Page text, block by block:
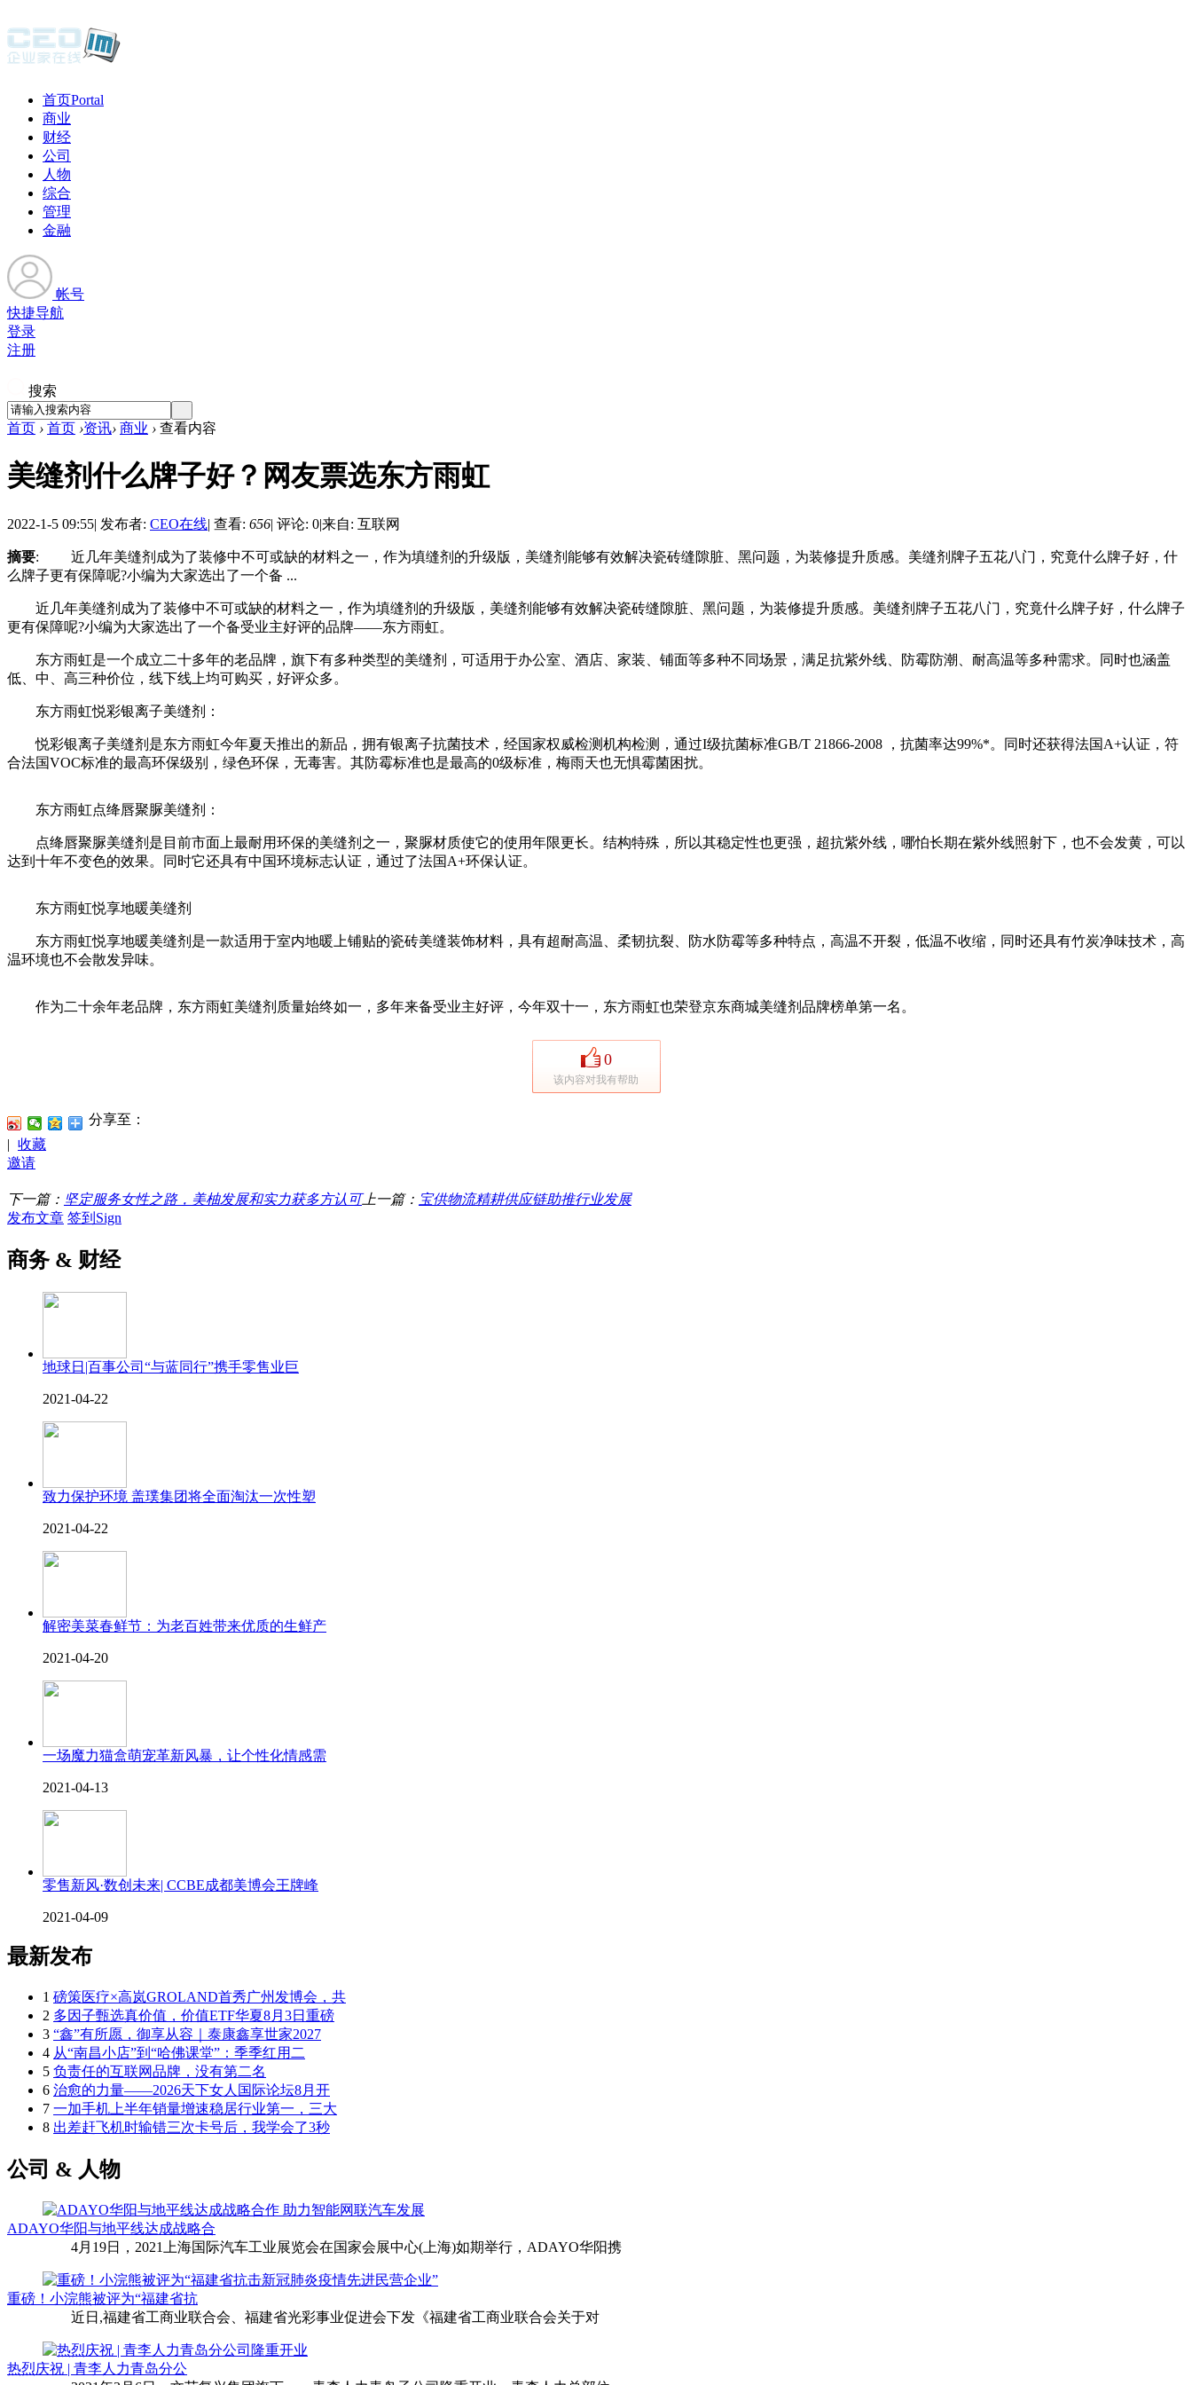
首页Portal
商业
财经
公司
人物
综合
管理
金融
帐号
快捷导航
登录
注册
搜索
首页 › 首页 ›资讯› 商业 › 查看内容
美缝剂什么牌子好？网友票选东方雨虹
2022-1-5 09:55| 发布者: CEO在线| 查看: 656| 评论: 0|来自: 互联网
摘要: 近几年美缝剂成为了装修中不可或缺的材料之一，作为填缝剂的升级版，美缝剂能够有效解决瓷砖缝隙脏、黑问题，为装修提升质感。美缝剂牌子五花八门，究竟什么牌子好，什
么牌子更有保障呢?小编为大家选出了一个备 ...
近几年美缝剂成为了装修中不可或缺的材料之一，作为填缝剂的升级版，美缝剂能够有效解决瓷砖缝隙脏、黑问题，为装修提升质感。美缝剂牌子五花八门，究竟什么牌子好，什么牌子
更有保障呢?小编为大家选出了一个备受业主好评的品牌——东方雨虹。
东方雨虹是一个成立二十多年的老品牌，旗下有多种类型的美缝剂，可适用于办公室、酒店、家装、铺面等多种不同场景，满足抗紫外线、防霉防潮、耐高温等多种需求。同时也涵盖
低、中、高三种价位，线下线上均可购买，好评众多。
东方雨虹悦彩银离子美缝剂：
悦彩银离子美缝剂是东方雨虹今年夏天推出的新品，拥有银离子抗菌技术，经国家权威检测机构检测，通过I级抗菌标准GB/T 21866-2008 ，抗菌率达99%*。同时还获得法国A+认证，符
合法国VOC标准的最高环保级别，绿色环保，无毒害。其防霉标准也是最高的0级标准，梅雨天也无惧霉菌困扰。
东方雨虹点绛唇聚脲美缝剂：
点绛唇聚脲美缝剂是目前市面上最耐用环保的美缝剂之一，聚脲材质使它的使用年限更长。结构特殊，所以其稳定性也更强，超抗紫外线，哪怕长期在紫外线照射下，也不会发黄，可以
达到十年不变色的效果。同时它还具有中国环境标志认证，通过了法国A+环保认证。
东方雨虹悦享地暖美缝剂
东方雨虹悦享地暖美缝剂是一款适用于室内地暖上铺贴的瓷砖美缝装饰材料，具有超耐高温、柔韧抗裂、防水防霉等多种特点，高温不开裂，低温不收缩，同时还具有竹炭净味技术，高
温环境也不会散发异味。
作为二十余年老品牌，东方雨虹美缝剂质量始终如一，多年来备受业主好评，今年双十一，东方雨虹也荣登京东商城美缝剂品牌榜单第一名。
0
该内容对我有帮助
分享至：
| 收藏
邀请
下一篇： 坚定服务女性之路，美柚发展和实力获多方认可上一篇： 宝供物流精耕供应链助推行业发展
发布文章 签到Sign
商务 & 财经
地球日|百事公司“与蓝同行”携手零售业巨
2021-04-22
致力保护环境 盖璞集团将全面淘汰一次性塑
2021-04-22
解密美菜春鲜节：为老百姓带来优质的生鲜产
2021-04-20
一场魔力猫盒萌宠革新风暴，让个性化情感需
2021-04-13
零售新风·数创未来| CCBE成都美博会王牌峰
2021-04-09
最新发布
1 磅策医疗×高岚GROLAND首秀广州发博会，共
2 多因子甄选真价值，价值ETF华夏8月3日重磅
3 “鑫”有所愿，御享从容｜泰康鑫享世家2027
4 从“南昌小店”到“哈佛课堂”：季季红用二
5 负责任的互联网品牌，没有第二名
6 治愈的力量——2026天下女人国际论坛8月开
7 一加手机上半年销量增速稳居行业第一，三大
8 出差赶飞机时输错三次卡号后，我学会了3秒
公司 & 人物
ADAYO华阳与地平线达成战略合
4月19日，2021上海国际汽车工业展览会在国家会展中心(上海)如期举行，ADAYO华阳携
重磅！小浣熊被评为“福建省抗
近日,福建省工商业联合会、福建省光彩事业促进会下发《福建省工商业联合会关于对
热烈庆祝 | 青李人力青岛分公